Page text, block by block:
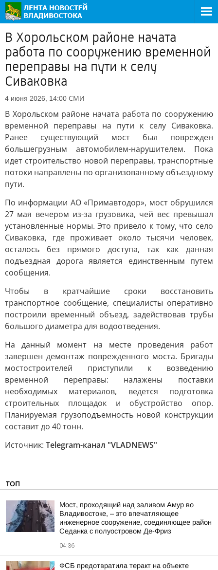
В Хорольском районе начата
работа по сооружению временной
переправы на пути к селу
Сиваковка
4 июня 2026, 14:00 СМИ
В Хорольском районе начата работа по сооружению
временной переправы на пути к селу Сиваковка.
Ранее существующий мост был поврежден
большегрузным автомобилем-нарушителем. Пока
идет строительство новой переправы, транспортные
потоки направлены по организованному объездному
пути.
По информации АО «Примавтодор», мост обрушился
27 мая вечером из-за грузовика, чей вес превышал
установленные нормы. Это привело к тому, что село
Сиваковка, где проживает около тысячи человек,
осталось без прямого доступа, так как данная
подъездная дорога является единственным путем
сообщения.
Чтобы в кратчайшие сроки восстановить
транспортное сообщение, специалисты оперативно
построили временный объезд, задействовав трубы
большого диаметра для водоотведения.
На данный момент на месте проведения работ
завершен демонтаж поврежденного моста. Бригады
мостостроителей приступили к возведению
временной переправы: налажены поставки
необходимых материалов, ведется подготовка
строительных площадок и обустройство опор.
Планируемая грузоподъемность новой конструкции
составит до 40 тонн.
Источник: Telegram-канал "VLADNEWS"
ТОП
Мост, проходящий над заливом Амур во
Владивостоке, – это впечатляющее
инженерное сооружение, соединяющее район
Седанка с полуостровом Де-Фриз
04:36
ФСБ предотвратила теракт на объекте